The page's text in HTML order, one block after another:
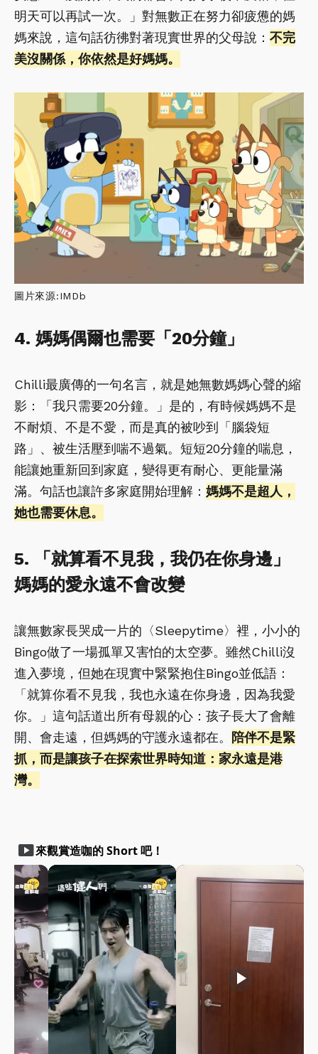
明天可以再試一次。」對無數正在努力卻疲憊的媽
媽來說，這句話彷彿對著現實世界的父母說： 不完
美沒關係，你依然是好媽媽。
圖片來源:IMDb
4. 媽媽偶爾也需要「20分鐘」
Chilli最廣傳的一句名言，就是她無數媽媽心聲的縮
影：「我只需要20分鐘。」是的，有時候媽媽不是
不耐煩、不是不愛，而是真的被吵到「腦袋短
路」、被生活壓到喘不過氣。短短20分鐘的喘息，
能讓她重新回到家庭，變得更有耐心、更能量滿
滿。句話也讓許多家庭開始理解： 媽媽不是超人，
她也需要休息。
5. 「就算看不見我，我仍在你身邊」
媽媽的愛永遠不會改變
讓無數家長哭成一片的〈Sleepytime〉裡，小小的
Bingo做了一場孤單又害怕的太空夢。雖然Chilli沒
進入夢境，但她在現實中緊緊抱住Bingo並低語：
「就算你看不見我，我也永遠在你身邊，因為我愛
你。」這句話道出所有母親的心：孩子長大了會離
開、會走遠，但媽媽的守護永遠都在。 陪伴不是緊
抓，而是讓孩子在探索世界時知道：家永遠是港
灣。
smart_display來觀賞造咖的 Short 吧！
play_arrow play_arrow